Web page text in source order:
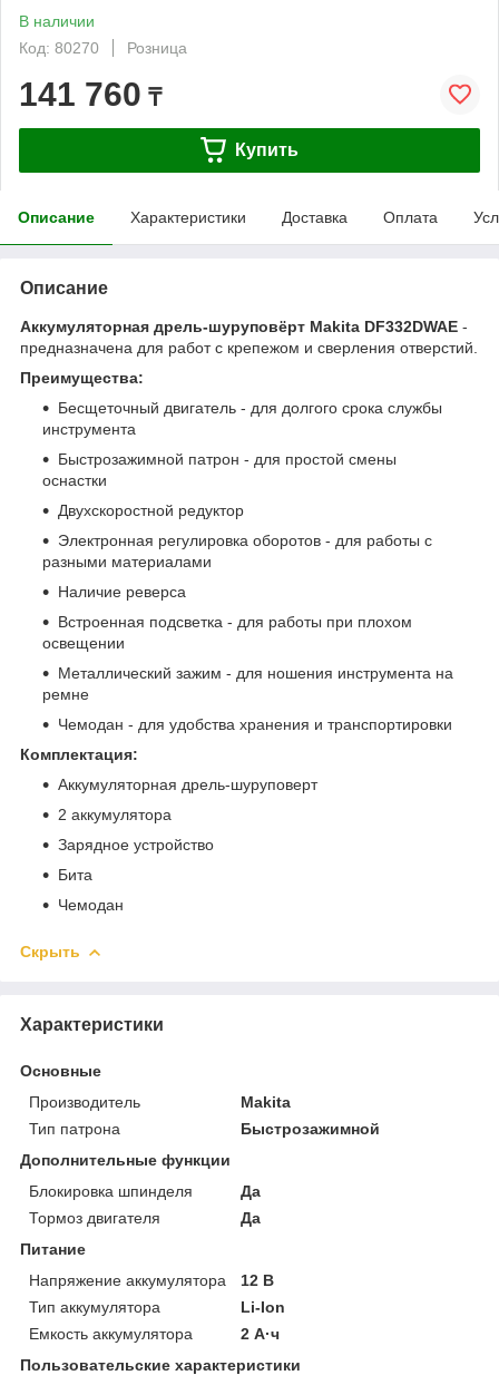
В наличии
Код: 80270
Розница
141 760 ₸
Купить
Описание Характеристики Доставка Оплата
Описание
Аккумуляторная дрель-шуруповёрт Makita DF332DWAE -
предназначена для работ с крепежом и сверления отверстий.
Преимущества:
Бесщеточный двигатель - для долгого срока службы
инструмента
Быстрозажимной патрон - для простой смены
оснастки
Двухскоростной редуктор
Электронная регулировка оборотов - для работы с
разными материалами
Наличие реверса
Встроенная подсветка - для работы при плохом
освещении
Металлический зажим - для ношения инструмента на
ремне
Чемодан - для удобства хранения и транспортировки
Комплектация:
Аккумуляторная дрель-шуруповерт
2 аккумулятора
Зарядное устройство
Бита
Чемодан
Скрыть
Характеристики
Основные
Производитель
Makita
Тип патрона
Быстрозажимной
Дополнительные функции
Блокировка шпинделя
Да
Тормоз двигателя
Да
Питание
Напряжение аккумулятора
12 В
Тип аккумулятора
Li-Ion
Емкость аккумулятора
2 А·ч
Пользовательские характеристики